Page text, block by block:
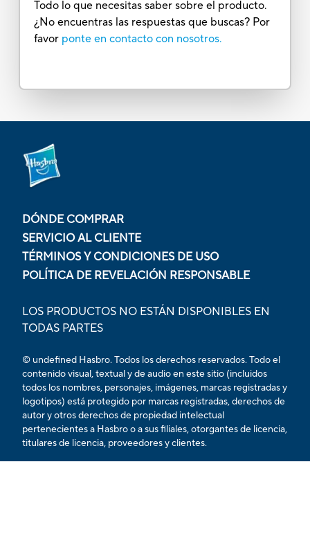
Todo lo que necesitas saber sobre el producto.
¿No encuentras las respuestas que buscas? Por
favor ponte en contacto con nosotros.
DÓNDE COMPRAR
SERVICIO AL CLIENTE
TÉRMINOS Y CONDICIONES DE USO
POLÍTICA DE REVELACIÓN RESPONSABLE
LOS PRODUCTOS NO ESTÁN DISPONIBLES EN
TODAS PARTES
© undefined Hasbro. Todos los derechos reservados. Todo el
contenido visual, textual y de audio en este sitio (incluidos
todos los nombres, personajes, imágenes, marcas registradas y
logotipos) está protegido por marcas registradas, derechos de
autor y otros derechos de propiedad intelectual
pertenecientes a Hasbro o a sus filiales, otorgantes de licencia,
titulares de licencia, proveedores y clientes.